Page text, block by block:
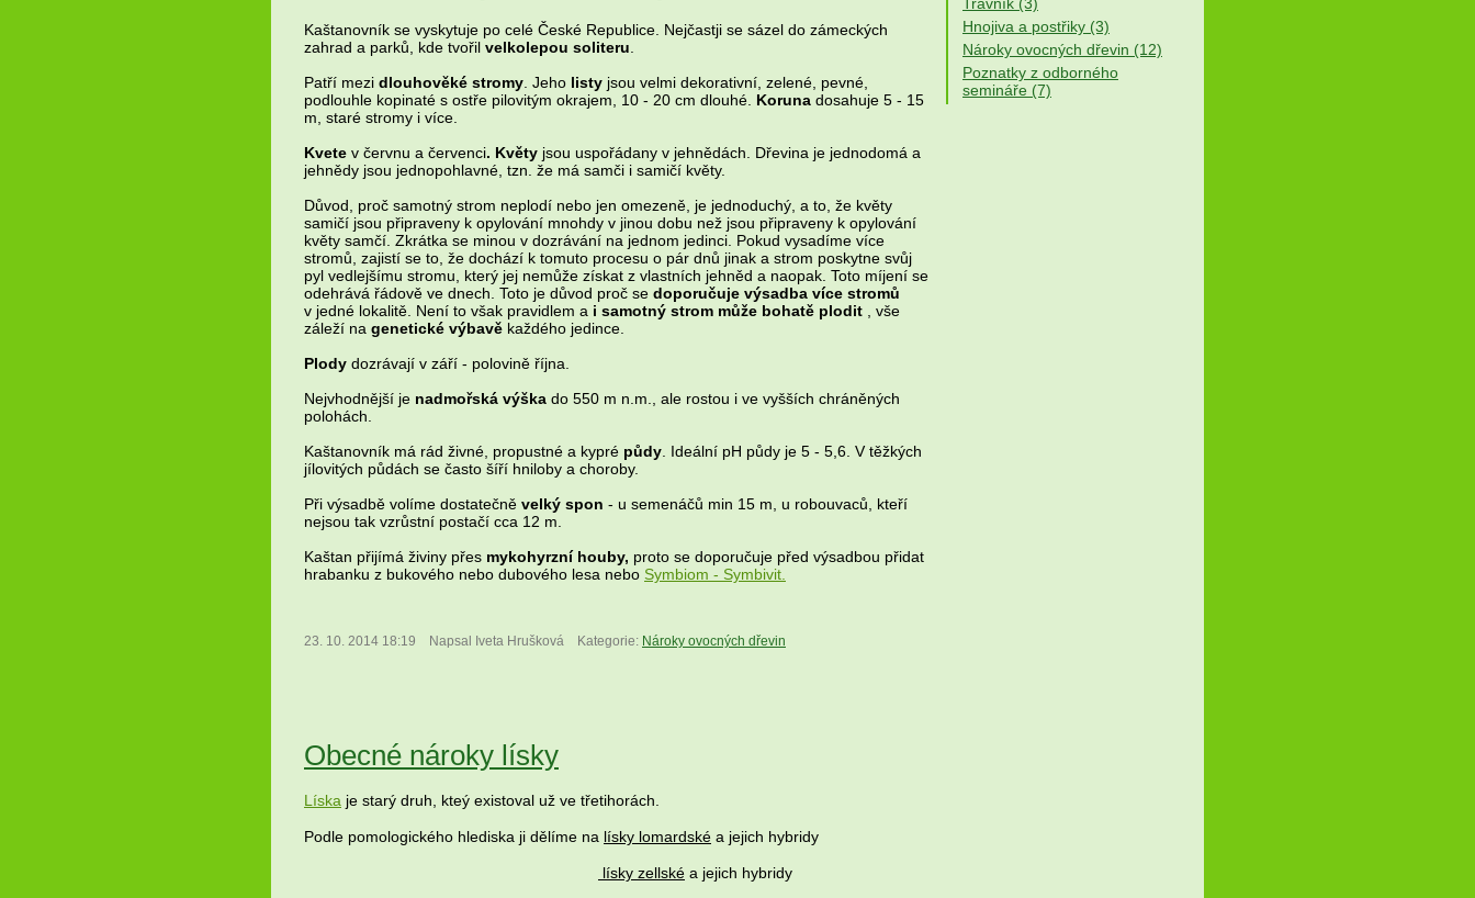
Kaštanovník se vyskytuje po celé České Republice. Nejčastji se sázel do zámeckých
zahrad a parků, kde tvořil velkolepou soliteru
Patří mezi dlouhověké stromy . Jeho listy jsou velmi dekorativní, zelené, pevné,
podlouhle kopinaté s ostře pilovitým okrajem, 10 - 20 cm dlouhé. Koruna dosahuje 5 - 15
m, staré stromy i více.
Kvete v červnu a červenci. Květy jsou uspořádany v jehnědách. Dřevina je jednodomá a
jehnědy jsou jednopohlavné, tzn. že má samči i samičí květy.
Důvod, proč samotný strom neplodí nebo jen omezeně, je jednoduchý, a to, že květy
samičí jsou připraveny k opylování mnohdy v jinou dobu než jsou připraveny k opylování
květy samčí. Zkrátka se minou v dozrávání na jednom jedinci. Pokud vysadíme více
stromů, zajistí se to, že dochází k tomuto procesu o pár dnů jinak a strom poskytne svůj
pyl vedlejšímu stromu, který jej nemůže získat z vlastních jehněd a naopak. Toto míjení se
odehrává řádově ve dnech. Toto je důvod proč se doporučuje výsadba více stromů
v jedné lokalitě. Není to však pravidlem a i samotný strom může bohatě plodit , vše
záleží na genetické výbavě každého jedince.
Plody dozrávají v září - polovině října.
Nejvhodnější je nadmořská výška do 550 m n.m., ale rostou i ve vyšších chráněných
polohách.
Kaštanovník má rád živné, propustné a kypré půdy . Ideální pH půdy je 5 - 5,6. V těžkých
jílovitých půdách se často šíří hniloby a choroby.
Při výsadbě volíme dostatečně velký spon - u semenáčů min 15 m, u robouvaců, kteří
nejsou tak vzrůstní postačí cca 12 m.
Kaštan přijímá živiny přes mykohyrzní houby, proto se doporučuje před výsadbou přidat
hrabanku z bukového nebo dubového lesa nebo Symbiom - Symbivit.
23. 10. 2014 18:19 Napsal Iveta Hrušková Kategorie: Nároky ovocných dřevin
Obecné nároky lísky
Líska je starý druh, kteý existoval už ve třetihorách.
Podle pomologického hlediska ji dělíme na lísky lomardské a jejich hybridy
lísky zellské a jejich hybridy
Hnojiva a postřiky (3)
Nároky ovocných dřevin (12)
Poznatky z odborného
semináře (7)